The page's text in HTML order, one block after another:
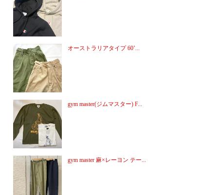
オーストラリアタイプ 60’...
gym master(ジムマスター) F...
gym master 麻×レーヨン テー...